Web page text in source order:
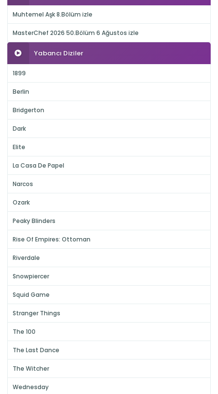
Muhtemel Aşk 8.Bölüm izle
MasterChef 2026 50.Bölüm 6 Ağustos izle
Yabancı Diziler
1899
Berlin
Bridgerton
Dark
Elite
La Casa De Papel
Narcos
Ozark
Peaky Blinders
Rise Of Empires: Ottoman
Riverdale
Snowpiercer
Squid Game
Stranger Things
The 100
The Last Dance
The Witcher
Wednesday